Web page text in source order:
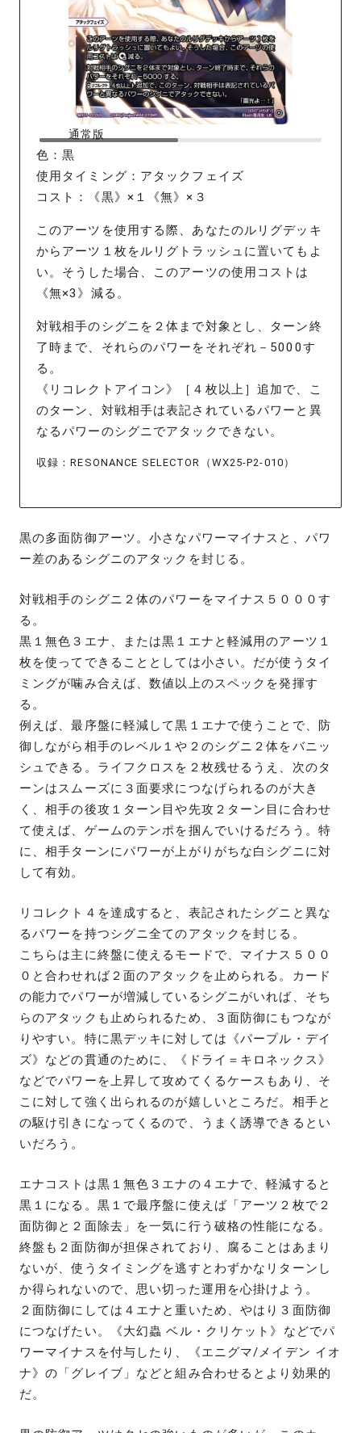
通常版
色：黒
使用タイミング：アタックフェイズ
コスト：《黒》×１《無》×３
このアーツを使用する際、あなたのルリグデッキ
からアーツ１枚をルリグトラッシュに置いてもよ
い。そうした場合、このアーツの使用コストは
《無×3》減る。
対戦相手のシグニを２体まで対象とし、ターン終
了時まで、それらのパワーをそれぞれ－5000す
る。
《リコレクトアイコン》［４枚以上］追加で、こ
のターン、対戦相手は表記されているパワーと異
なるパワーのシグニでアタックできない。
収録：RESONANCE SELECTOR（WX25-P2-010）
黒の多面防御アーツ。小さなパワーマイナスと、パワ
ー差のあるシグニのアタックを封じる。
対戦相手のシグニ２体のパワーをマイナス５０００す
る。
黒１無色３エナ、または黒１エナと軽減用のアーツ１
枚を使ってできることとしては小さい。だが使うタイ
ミングが噛み合えば、数値以上のスペックを発揮す
る。
例えば、最序盤に軽減して黒１エナで使うことで、防
御しながら相手のレベル１や２のシグニ２体をバニッ
シュできる。ライフクロスを２枚残せるうえ、次のタ
ーンはスムーズに３面要求につなげられるのが大き
く、相手の後攻１ターン目や先攻２ターン目に合わせ
て使えば、ゲームのテンポを掴んでいけるだろう。特
に、相手ターンにパワーが上がりがちな白シグニに対
して有効。
リコレクト４を達成すると、表記されたシグニと異な
るパワーを持つシグニ全てのアタックを封じる。
こちらは主に終盤に使えるモードで、マイナス５００
０と合わせれば２面のアタックを止められる。カード
の能力でパワーが増減しているシグニがいれば、そち
らのアタックも止められるため、３面防御にもつなが
りやすい。特に黒デッキに対しては《パープル・デイ
ズ》などの貫通のために、《ドライ＝キロネックス》
などでパワーを上昇して攻めてくるケースもあり、そ
こに対して強く出られるのが嬉しいところだ。相手と
の駆け引きになってくるので、うまく誘導できるとい
いだろう。
エナコストは黒１無色３エナの４エナで、軽減すると
黒１になる。黒１で最序盤に使えば「アーツ２枚で２
面防御と２面除去」を一気に行う破格の性能になる。
終盤も２面防御が担保されており、腐ることはあまり
ないが、使うタイミングを逃すとわずかなリターンし
か得られないので、思い切った運用を心掛けよう。
２面防御にしては４エナと重いため、やはり３面防御
につなげたい。《大幻蟲 ベル・クリケット》などでパ
ワーマイナスを付与したり、《エニグマ/メイデン イオ
ナ》の「グレイブ」などと組み合わせるとより効果的
だ。